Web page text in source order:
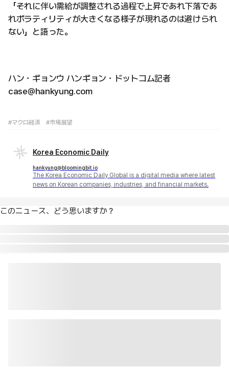
「それに伴い需給が調整される過程で上昇であれ下落であ
れボラティリティが大きくなる様子が現れるのは避けられ
ない」と語った。
ハン・ギョンウ ハンギョン・ドットコム記者
case@hankyung.com
#マクロ経済 #市場展望
Korea Economic Daily
hankyung@bloomingbit.io
The Korea Economic Daily Global is a digital media where latest
news on Korean companies, industries, and financial markets.
このニュース、どう思いますか？